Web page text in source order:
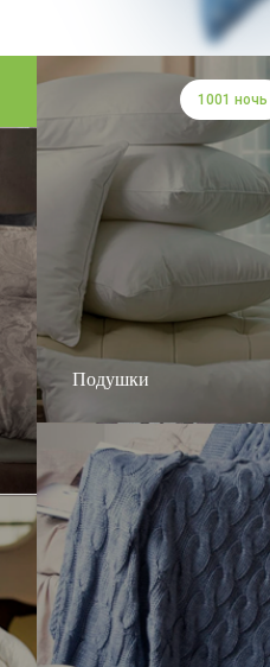
Подушки
1001 ночь